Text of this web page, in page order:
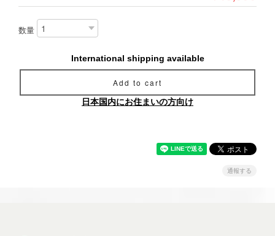
数量
International shipping available
Add to cart
日本国内にお住まいの方向け
通報する